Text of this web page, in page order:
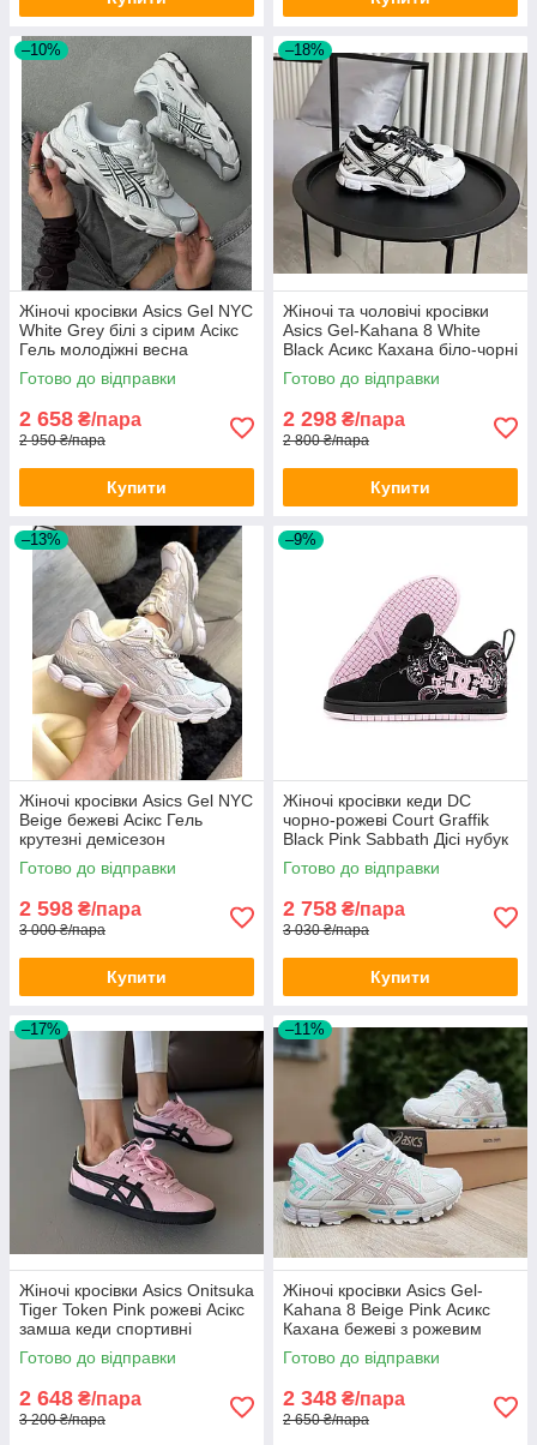
–10%
Жіночі кросівки Asics Gel NYC
White Grey білі з сірим Асікс
Гель молодіжні весна
демісезон
Готово до відправки
2 658 ₴/пара
2 950 ₴/пара
Купити
–18%
Жіночі та чоловічі кросівки
Asics Gel-Kahana 8 White
Black Асикс Кахана біло-чорні
Готово до відправки
2 298 ₴/пара
2 800 ₴/пара
Купити
–13%
Жіночі кросівки Asics Gel NYC
Beige бежеві Асікс Гель
крутезні демісезон
Готово до відправки
2 598 ₴/пара
3 000 ₴/пара
Купити
–9%
Жіночі кросівки кеди DC
чорно-рожеві Court Graffik
Black Pink Sabbath Дісі нубук
для дівчат
Готово до відправки
2 758 ₴/пара
3 030 ₴/пара
Купити
–17%
Жіночі кросівки Asics Onitsuka
Tiger Token Pink рожеві Асікс
замша кеди спортивні
Готово до відправки
2 648 ₴/пара
3 200 ₴/пара
–11%
Жіночі кросівки Asics Gel-
Kahana 8 Beige Pink Асикс
Кахана бежеві з рожевим
весна літо
Готово до відправки
2 348 ₴/пара
2 650 ₴/пара